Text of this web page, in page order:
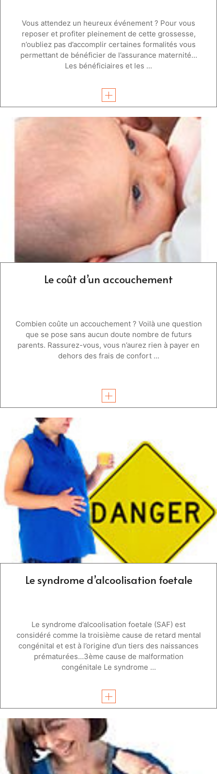
Vous attendez un heureux événement ? Pour vous
reposer et profiter pleinement de cette grossesse,
n’oubliez pas d’accomplir certaines formalités vous
permettant de bénéficier de l’assurance maternité…
Les bénéficiaires et les ...
Le coût d’un accouchement
Combien coûte un accouchement ? Voilà une question
que se pose sans aucun doute nombre de futurs
parents. Rassurez-vous, vous n’aurez rien à payer en
dehors des frais de confort ...
Le syndrome d’alcoolisation foetale
Le syndrome d’alcoolisation foetale (SAF) est
considéré comme la troisième cause de retard mental
congénital et est à l’origine d’un tiers des naissances
prématurées…3ème cause de malformation
congénitale Le syndrome ...